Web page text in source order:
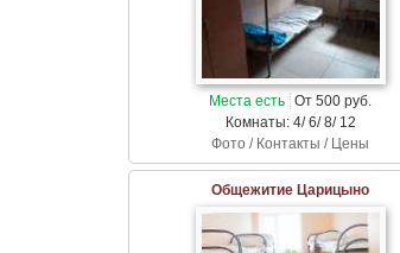
Места есть От 500 руб.
Комнаты: 4/ 6/ 8/ 12
Фото / Контакты / Цены
Общежитие Царицыно